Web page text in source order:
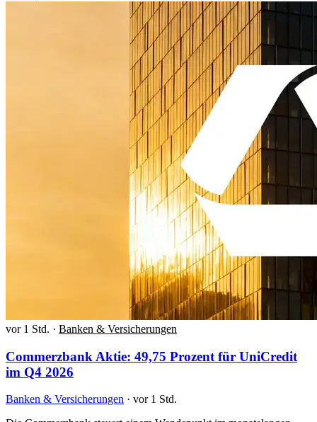
vor 1 Std. · Banken & Versicherungen
Commerzbank Aktie: 49,75 Prozent für UniCredit
im Q4 2026
Banken & Versicherungen · vor 1 Std.